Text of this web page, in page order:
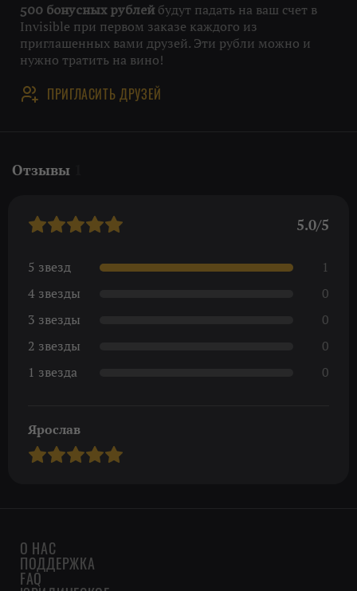
500 бонусных рублей будут падать на ваш счет в
Invisible при первом заказе каждого из
приглашенных вами друзей. Эти рубли можно и
нужно тратить на вино!
ПРИГЛАСИТЬ ДРУЗЕЙ
Отзывы
5.0/5
5 звезд
1
4 звезды
0
3 звезды
0
2 звезды
0
1 звезда
0
Ярослав
О НАС
ПОДДЕРЖКА
FAQ